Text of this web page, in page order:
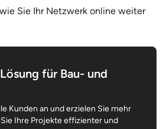
Sie Ihr Netzwerk online weiter
für Bau- und
Kunden an und erzielen Sie mehr
Ihre Projekte effizienter und